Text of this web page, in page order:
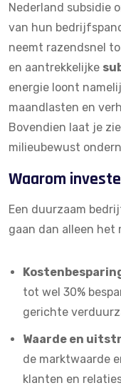
Nederland subsidie
van hun
neemt razendsnel
en aantrekkelijke
energie loont
maandlasten en
Bovendien laat je
milieubewust
Waarom
Een duurzaam
gaan dan alleen het
tot wel 30%
gerichte
Waarde en
de marktwaarde
klanten en